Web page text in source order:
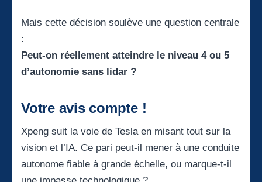
Mais cette décision soulève une question centrale
:
Peut-on réellement atteindre le niveau 4 ou 5
d’autonomie sans lidar ?
Votre avis compte !
Xpeng suit la voie de Tesla en misant tout sur la
vision et l’IA. Ce pari peut-il mener à une conduite
autonome fiable à grande échelle, ou marque-t-il